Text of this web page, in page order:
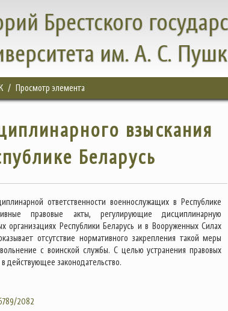
Брестского
им. А. С.
Просмотр элемента
взыскания
Беларусь
ответственности военнослужащих в Республике
правовые акты, регулирующие дисциплинарную
организациях Республики Беларусь и в Вооруженных Силах
отсутствие нормативного закрепления такой меры
с воинской службы. С целью устранения правовых
действующее законодательство.
2082